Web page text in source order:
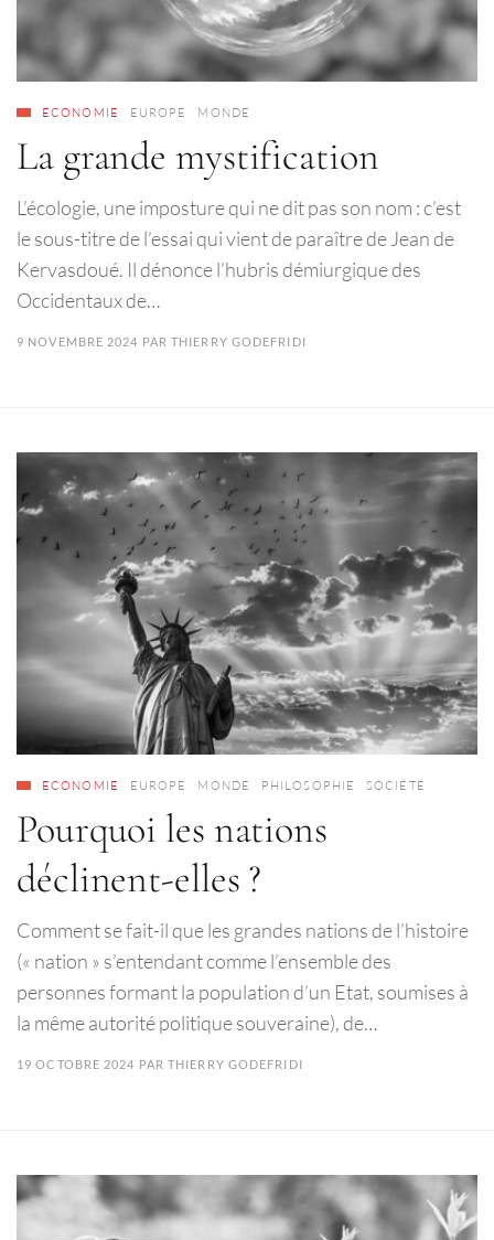
ECONOMIE EUROPE MONDE
La grande mystification
L’écologie, une imposture qui ne dit pas son nom : c’est
le sous-titre de l’essai qui vient de paraître de Jean de
Kervasdoué. Il dénonce l’hubris démiurgique des
Occidentaux de…
9 NOVEMBRE 2024 PARTHIERRY GODEFRIDI
ECONOMIE EUROPE MONDE PHILOSOPHIE SOCIÉTÉ
Pourquoi les nations
déclinent-elles ?
Comment se fait-il que les grandes nations de l’histoire
(« nation » s’entendant comme l’ensemble des
personnes formant la population d’un Etat, soumises à
la même autorité politique souveraine), de…
19 OCTOBRE 2024 PARTHIERRY GODEFRIDI